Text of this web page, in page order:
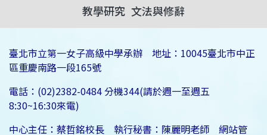
教學研究 文法與修辭
臺北市立第一女子高級中學承辦 地址：10045臺北市中正
區重慶南路一段165號
電話：(02)2382-0484 分機344(請於週一至週五
8:30~16:30來電)
中心主任：蔡哲銘校長 執行秘書：陳麗明老師 網站管